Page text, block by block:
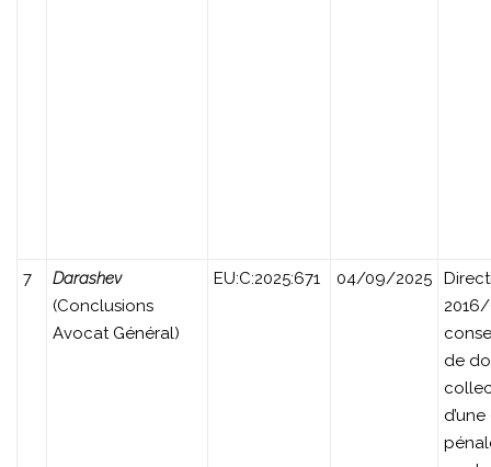
7
Darashev
(Conclusions
Avocat Général)
EU:C:2025:671 04/09/2025
de